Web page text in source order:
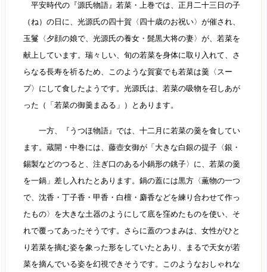
平安時代の『源氏物語』若菜・上巻では、正月二十三日の子
（ね）の日に、光源氏の四十賀〈四十歳のお祝い〉が催され、
玉鬘〈夕顔の娘で、光源氏の養女・髭黒大将の妻〉が、若菜を
献上しています。瑞々しい、旬の若菜を身体に取り入れて、さ
らなる長寿を祈るため、このような賀宴でも若菜は羹〈スー
プ〉にして食したようです。光源氏は、若菜の吸物を召しあが
った（「若菜の御羹まゐる」）とあります。
一方、『うつほ物語』では、十二月に若菜の羹を食してい
ます。蔵開・中巻には、藤壺女御が「大きな白銀の提子〈銀・
錫製などのつると、注ぎ口のある小鍋形の銚子〉に、若菜の羹
を一鍋」差し入れたとあります。鍋の蓋には黒方〈薫物の一つ
で、沈香・丁子香・甲香・白檀・麝香などを練り合わせて作っ
たもの〉を大きな土器のようにして底を窪めたものを使い、そ
れで覆ってあったそうです。さらに蓋のつまみは、女性がひと
り若菜を摘む姿を象った形をしていたとあり、まるで天女が若
菜を摘んでいる姿を幻視できそうです。このようなおしゃれな